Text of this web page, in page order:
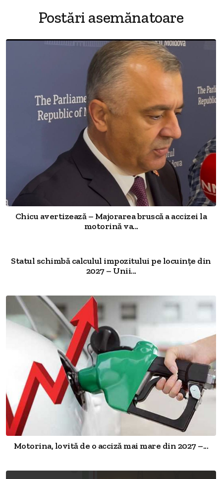
Postări asemănatoare
Chicu avertizează – Majorarea bruscă a accizei la
motorină va...
Statul schimbă calculul impozitului pe locuințe din
2027 – Unii...
Motorina, lovită de o acciză mai mare din 2027 –...